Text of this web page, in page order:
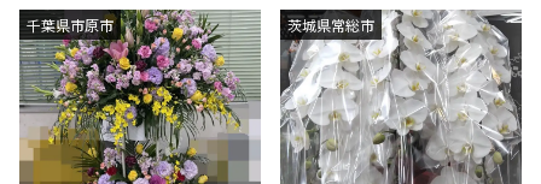
千葉県市原市 茨城県常総市